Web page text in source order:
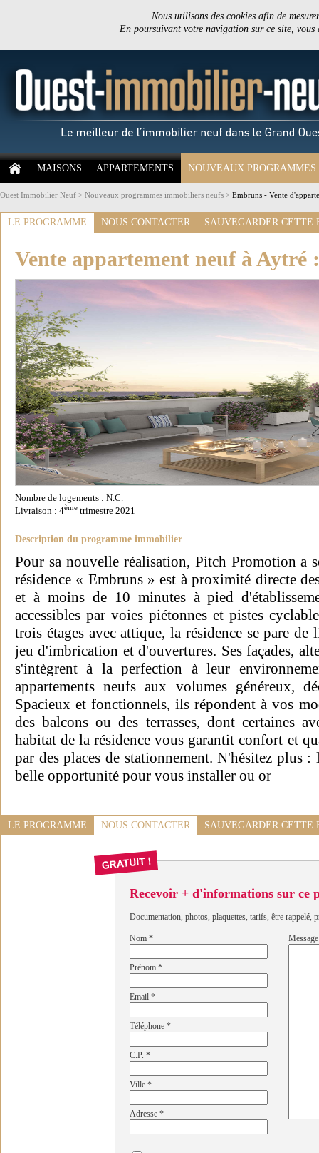
Nous utilisons des cookies afin de
En poursuivant votre navigation sur ce site,
MAISONS APPARTEMENTS NOUVEAUX PROGRAMMES
Ouest Immobilier Neuf > Nouveaux programmes immobiliers neufs > Embruns - Vente
LE PROGRAMME NOUS CONTACTER SAUVEGARDER CETTE
Vente appartement neuf à Aytré
Nombre de logements : N.C.
Livraison : 4ème trimestre 2021
Description du programme immobilier
Pour sa nouvelle réalisation, Pitch Promotion a
résidence « Embruns » est à proximité directe
et à moins de 10 minutes à pied
accessibles par voies piétonnes et pistes
trois étages avec attique, la résidence se pare
jeu d'imbrication et d'ouvertures. Ses façades,
s'intègrent à la perfection à leur
appartements neufs aux volumes généreux,
Spacieux et fonctionnels, ils répondent à vos
des balcons ou des terrasses, dont certaines
habitat de la résidence vous garantit confort et
par des places de stationnement. N'hésitez plus
belle opportunité pour vous installer ou or
LE PROGRAMME NOUS CONTACTER SAUVEGARDER CETTE
Recevoir + d'informations sur ce
Documentation, photos, plaquettes, tarifs, être rappelé,
Nom *
Prénom *
Email *
Téléphone *
C.P. *
Ville *
Adresse *
Message